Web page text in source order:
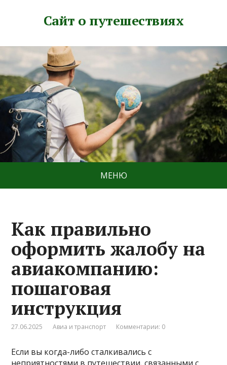
Сайт о путешествиях
МЕНЮ
Как правильно
оформить жалобу на
авиакомпанию:
пошаговая
инструкция
27.06.2025 Авиа и транспорт Комментарии: 0
Если вы когда-либо сталкивались с